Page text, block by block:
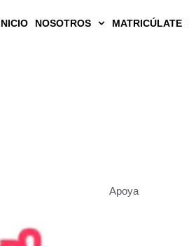
NOSOTROS MATRICÚLATE​
Apoya